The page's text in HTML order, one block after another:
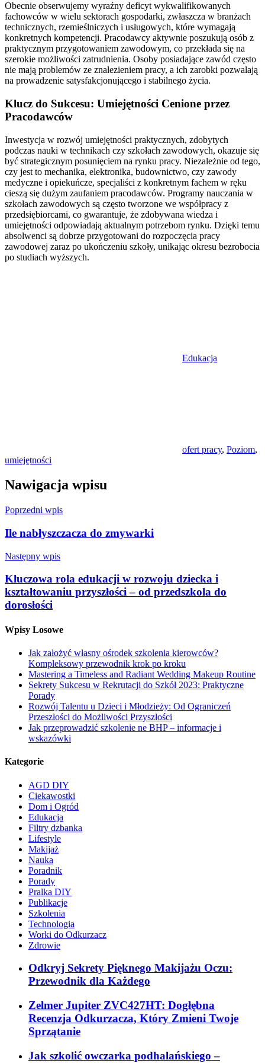
Obecnie obserwujemy wyraźny deficyt wykwalifikowanych
fachowców w wielu sektorach gospodarki, zwłaszcza w branżach
technicznych, rzemieślniczych i usługowych, które wymagają
konkretnych kompetencji. Pracodawcy aktywnie poszukują osób z
praktycznym przygotowaniem zawodowym, co przekłada się na
szerokie możliwości zatrudnienia. Osoby posiadające zawód często
nie mają problemów ze znalezieniem pracy, a ich zarobki pozwalają
na prowadzenie satysfakcjonującego i stabilnego życia.
Klucz do Sukcesu: Umiejętności Cenione przez
Pracodawców
Inwestycja w rozwój umiejętności praktycznych, zdobytych
podczas nauki w technikach czy szkołach zawodowych, okazuje się
być strategicznym posunięciem na rynku pracy. Niezależnie od tego,
czy jest to mechanika, elektronika, budownictwo, czy zawody
medyczne i opiekuńcze, specjaliści z konkretnym fachem w ręku
cieszą się dużym zaufaniem pracodawców. Programy nauczania w
szkołach zawodowych są często tworzone we współpracy z
przedsiębiorcami, co gwarantuje, że zdobywana wiedza i
umiejętności odpowiadają aktualnym potrzebom rynku. Dzięki temu
absolwenci są dobrze przygotowani do rozpoczęcia pracy
zawodowej zaraz po ukończeniu szkoły, unikając okresu bezrobocia
po studiach wyższych.
Edukacja
ofert pracy, Poziom,
umiejętności
Nawigacja wpisu
Poprzedni wpis
Ile nabłyszczacza do zmywarki
Następny wpis
Kluczowa rola edukacji w rozwoju dziecka i
kształtowaniu przyszłości – od przedszkola do
dorosłości
Wpisy Losowe
Jak założyć własny ośrodek szkolenia kierowców?
Kompleksowy przewodnik krok po kroku
Mastering a Timeless and Radiant Wedding Makeup Routine
Sekrety Sukcesu w Rekrutacji do Szkół 2023: Praktyczne
Porady
Rozwój Talentu u Dzieci i Młodzieży: Od Ograniczeń
Przeszłości do Możliwości Przyszłości
Jak przeprowadzić szkolenie ne BHP – informacje i
wskazówki
Kategorie
AGD DIY
Ciekawostki
Dom i Ogród
Edukacja
Filtry dzbanka
Lifestyle
Makijaż
Nauka
Poradnik
Porady
Pralka DIY
Publikacje
Szkolenia
Technologia
Worki do Odkurzacz
Zdrowie
Odkryj Sekrety Pięknego Makijażu Oczu:
Przewodnik dla Każdego
Zelmer Jupiter ZVC427HT: Dogłębna
Recenzja Odkurzacza, Który Zmieni Twoje
Sprzątanie
Jak szkolić owczarka podhalańskiego –